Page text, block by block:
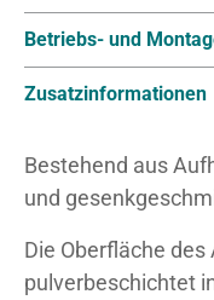
Betriebs- und
Zusatzinformationen
Bestehend aus
und
Die Oberfläche
pulverbeschichtet